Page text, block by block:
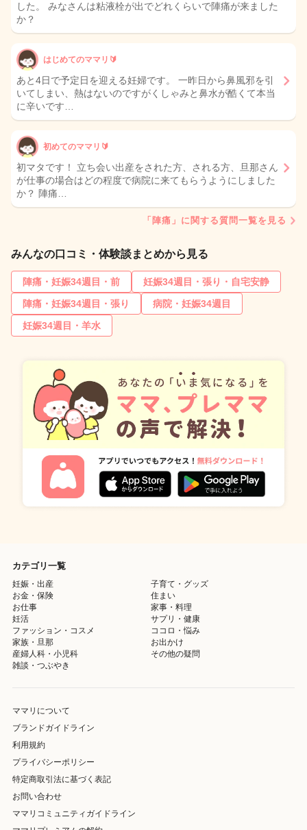
した。 みなさんは粘液栓が出でどれくらいで陣痛が来ました
か？
はじめてのママリ🔰
あと4日で予定日を迎える妊婦です。 一昨日から鼻風邪を引
いてしまい、熱はないのですがくしゃみと鼻水が酷くて本当
に辛いです…
初めてのママリ🔰
初マタです！ 立ち会い出産をされた方、される方、旦那さん
が仕事の場合はどの程度で病院に来てもらうようにしました
か？ 陣痛…
「陣痛」に関する質問一覧を見る
みんなの口コミ・体験談まとめから見る
陣痛・妊娠34週目・前
妊娠34週目・張り・自宅安静
陣痛・妊娠34週目・張り
病院・妊娠34週目
妊娠34週目・羊水
カテゴリ一覧
妊娠・出産
子育て・グッズ
お金・保険
住まい
お仕事
家事・料理
妊活
サプリ・健康
ファッション・コスメ
ココロ・悩み
家族・旦那
お出かけ
産婦人科・小児科
その他の疑問
雑談・つぶやき
ママリについて
ブランドガイドライン
利用規約
プライバシーポリシー
特定商取引法に基づく表記
お問い合わせ
ママリコミュニティガイドライン